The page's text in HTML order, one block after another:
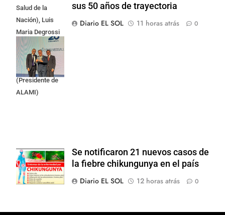
Salud de la
Nación), Luis
Maria Degrossi
(Presidente de
Apres Salud) y
Cristian Mazza
(Presidente de
ALAMI)
sus 50 años de trayectoria
Diario EL SOL
11 horas atrás 0
Se notificaron 21 nuevos casos de
la fiebre chikungunya en el país
Diario EL SOL
12 horas atrás 0